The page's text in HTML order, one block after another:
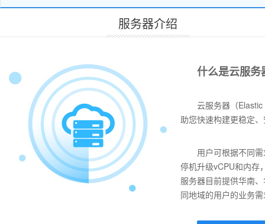
服务器介绍
什么是云服务
云服务器（
助您快速构建更稳定
用户可根据不同
停机升级vCPU和内存
服务器目前提供华南
同地域的用户的业务